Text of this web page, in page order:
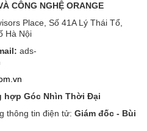
CÔNG NGHỆ ORANGE
Place, Số 41A Lý Thái Tổ,
Hà Nội
ads-
hợp Góc Nhìn Thời Đại
thông tin điện tử: Giám đốc - Bùi